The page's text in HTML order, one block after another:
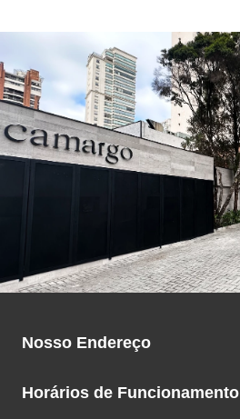
Nosso Endereço
Horários de Funcionamento